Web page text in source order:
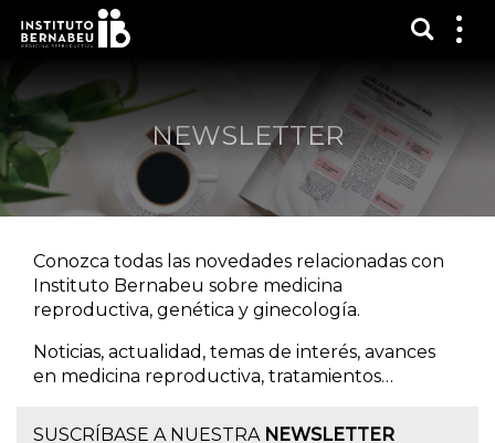
NEWSLETTER
Conozca todas las novedades relacionadas con
Instituto Bernabeu sobre medicina
reproductiva, genética y ginecología.
Noticias, actualidad, temas de interés, avances
en medicina reproductiva, tratamientos…
SUSCRÍBASE A NUESTRA NEWSLETTER